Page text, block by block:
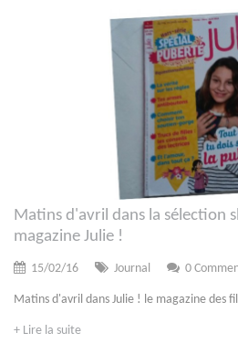
Matins d'avril dans la sélection
magazine Julie !
15/02/16 Journal 0
Matins d'avril dans Julie ! le magazine des
+ Lire la suite